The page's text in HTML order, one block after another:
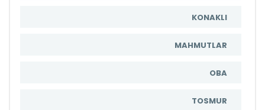
KONAKLI
MAHMUTLAR
OBA
TOSMUR